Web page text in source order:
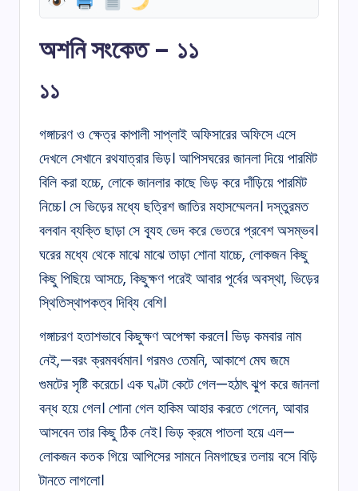
অশনি সংকেত – ১১
১১
গঙ্গাচরণ ও ক্ষেত্র কাপালী সাপ্লাই অফিসারের অফিসে এসে
দেখলে সেখানে রথযাত্রার ভিড়। আপিসঘরের জানলা দিয়ে পারমিট
বিলি করা হচ্চে, লোকে জানলার কাছে ভিড় করে দাঁড়িয়ে পারমিট
নিচ্চে। সে ভিড়ের মধ্যে ছত্রিশ জাতির মহাসম্মেলন। দস্তুরমত
বলবান ব্যক্তি ছাড়া সে বূ্যহ ভেদ করে ভেতরে প্রবেশ অসম্ভব।
ঘরের মধ্যে থেকে মাঝে মাঝে তাড়া শোনা যাচ্চে, লোকজন কিছু
কিছু পিছিয়ে আসচে, কিছুক্ষণ পরেই আবার পূর্বের অবস্থা, ভিড়ের
স্থিতিস্থাপকত্ব দিব্যি বেশি।
গঙ্গাচরণ হতাশভাবে কিছুক্ষণ অপেক্ষা করলে। ভিড় কমবার নাম
নেই,—বরং ক্রমবর্ধমান। গরমও তেমনি, আকাশে মেঘ জমে
গুমটের সৃষ্টি করেচে। এক ঘণ্টা কেটে গেল—হঠাৎ ঝুপ করে জানলা
বন্ধ হয়ে গেল। শোনা গেল হাকিম আহার করতে গেলেন, আবার
আসবেন তার কিছু ঠিক নেই। ভিড় ক্রমে পাতলা হয়ে এল—
লোকজন কতক গিয়ে আপিসের সামনে নিমগাছের তলায় বসে বিড়ি
টানতে লাগলো।